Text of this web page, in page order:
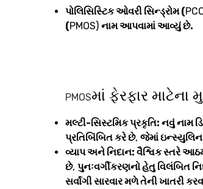
પોલિસિસ્ટિક ઓવરી સિન્ડ્રોમ (
(PMOS) નામ આપવામાં આવ્યું છે.
PMOSમાં ફેરફાર માટેના
મલ્ટી-સિસ્ટમિક પ્રકૃતિ: નવું નામ
પ્રતિબિંબિત કરે છે, જેમાં ઇન્સ્યુલિન
વ્યાપ અને નિદાન: વૈશ્વિક સ્તરે
છે, પુનઃવર્ગીકરણનો હેતુ વિલંબિત
સર્વાંગી સારવાર મળે તેની ખાતરી